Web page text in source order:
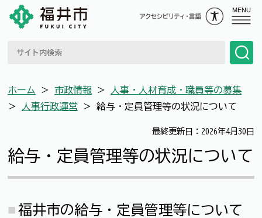
MENU
ホーム ＞ 市政情報 ＞
人事・人材育成・職員等の募集
＞
人事行政運営 ＞ 給与・定員管理等の状況について
最終更新日：2026年4月30日
給与・定員管理等の状況について
福井市の給与・定員管理等について